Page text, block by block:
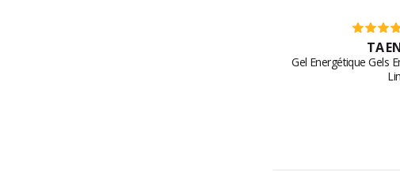
TA
Gel Energétique Gels